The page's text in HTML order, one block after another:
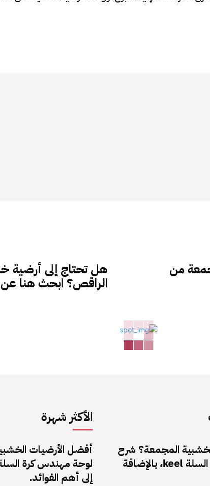
هل تحتاج إلى أرضية
الراقص؟ ابحث هنا
من
الأكثر شهرة
أفضل الأرضيات
إلى أهم الفوائد.
المجمعة؟ شرح
لوحة مهندس كرة السلة keel، بالإضافة